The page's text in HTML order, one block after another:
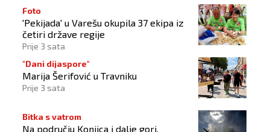
Foto
'Pekijada' u Varešu okupila 37 ekipa iz
četiri države regije
Prije 3 sata
"Dani dijaspore"
Marija Šerifović u Travniku
Prije 3 sata
Bitka s vatrom
Na području Konjica i dalje gori,